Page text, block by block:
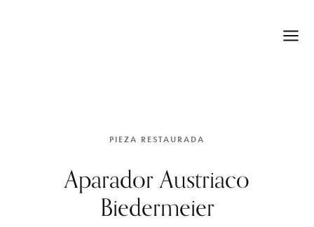
PIEZA RESTAURADA
Aparador Austriaco
Biedermeier